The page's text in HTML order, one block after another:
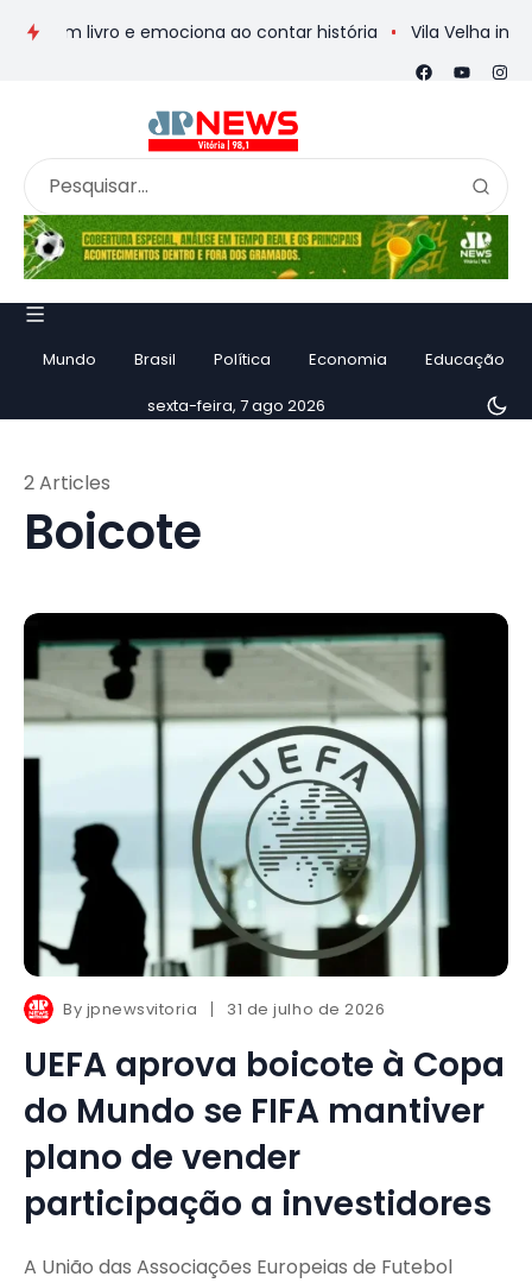
em livro e emociona ao contar história Vila Velha inaugura
Mundo Brasil Política Economia Educação
sexta-feira, 7 ago 2026
Boicote
2 Articles
By jpnewsvitoria 31 de julho de 2026
UEFA aprova boicote à Copa
do Mundo se FIFA mantiver
plano de vender
participação a investidores
A União das Associações Europeias de Futebol